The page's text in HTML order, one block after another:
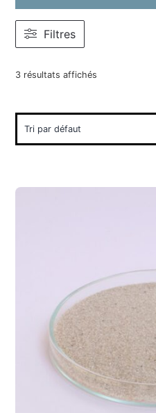
Filtres
3 résultats affichés